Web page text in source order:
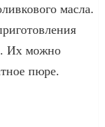
масла.
Их можно
пюре.